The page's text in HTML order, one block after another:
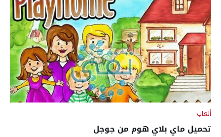
ألعاب
تحميل ماي بلاي هوم من جوجل